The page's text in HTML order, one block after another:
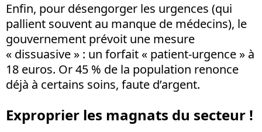
Enfin, pour désengorger les urgences (qui
pallient souvent au manque de médecins), le
gouvernement prévoit une mesure
« dissuasive » : un forfait « patient-urgence » à
18 euros. Or 45 % de la population renonce
déjà à certains soins, faute d’argent.
Exproprier les magnats du secteur !